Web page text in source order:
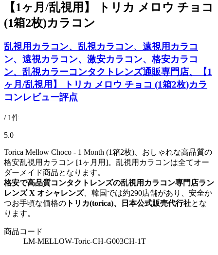
【1ヶ月/乱視用】 トリカ メロウ チョコ
(1箱2枚)カラコン
乱視用カラコン、乱視カラコン、遠視用カラコ
ン、遠視カラコン、激安カラコン、格安カラコ
ン、乱視カラーコンタクトレンズ通販専門店、【1
ヶ月/乱視用】 トリカ メロウ チョコ (1箱2枚)カラ
コンレビュー評点
/ 1件
5.0
Torica Mellow Choco - 1 Month (1箱2枚)、おしゃれな高品質の
格安乱視用カラコン [1ヶ月用]。乱視用カラコンは全てオー
ダーメイド商品となります。
格安で高品質コンタクトレンズの乱視用カラコン専門店ラン
レンズ X オシャレンズ、韓国では約290店舗があり、安全か
つお手頃な価格の トリカ(torica)、日本公式販売代行社とな
ります。
商品コード
LM-MELLOW-Toric-CH-G003CH-1T